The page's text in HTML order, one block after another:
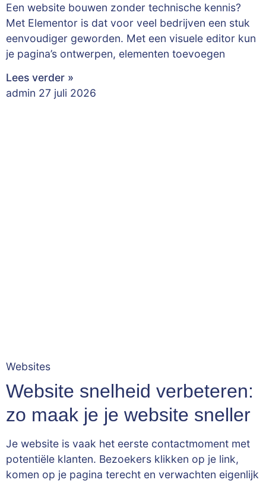
Een website bouwen zonder technische kennis?
Met Elementor is dat voor veel bedrijven een stuk
eenvoudiger geworden. Met een visuele editor kun
je pagina’s ontwerpen, elementen toevoegen
Lees verder »
admin 27 juli 2026
Websites
Website snelheid verbeteren:
zo maak je je website sneller
Je website is vaak het eerste contactmoment met
potentiële klanten. Bezoekers klikken op je link,
komen op je pagina terecht en verwachten eigenlijk